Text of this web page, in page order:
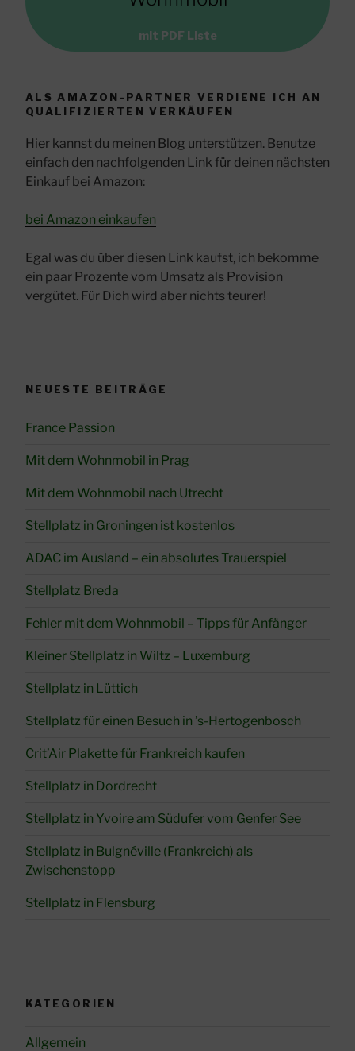
mit PDF Liste
ALS AMAZON-PARTNER VERDIENE ICH AN
QUALIFIZIERTEN VERKÄUFEN
Hier kannst du meinen Blog unterstützen. Benutze
einfach den nachfolgenden Link für deinen nächsten
Einkauf bei Amazon:
bei Amazon einkaufen
Egal was du über diesen Link kaufst, ich bekomme
ein paar Prozente vom Umsatz als Provision
vergütet. Für Dich wird aber nichts teurer!
NEUESTE BEITRÄGE
France Passion
Mit dem Wohnmobil in Prag
Mit dem Wohnmobil nach Utrecht
Stellplatz in Groningen ist kostenlos
ADAC im Ausland – ein absolutes Trauerspiel
Stellplatz Breda
Fehler mit dem Wohnmobil – Tipps für Anfänger
Kleiner Stellplatz in Wiltz – Luxemburg
Stellplatz in Lüttich
Stellplatz für einen Besuch in ’s-Hertogenbosch
Crit’Air Plakette für Frankreich kaufen
Stellplatz in Dordrecht
Stellplatz in Yvoire am Südufer vom Genfer See
Stellplatz in Bulgnéville (Frankreich) als
Zwischenstopp
Stellplatz in Flensburg
KATEGORIEN
Allgemein